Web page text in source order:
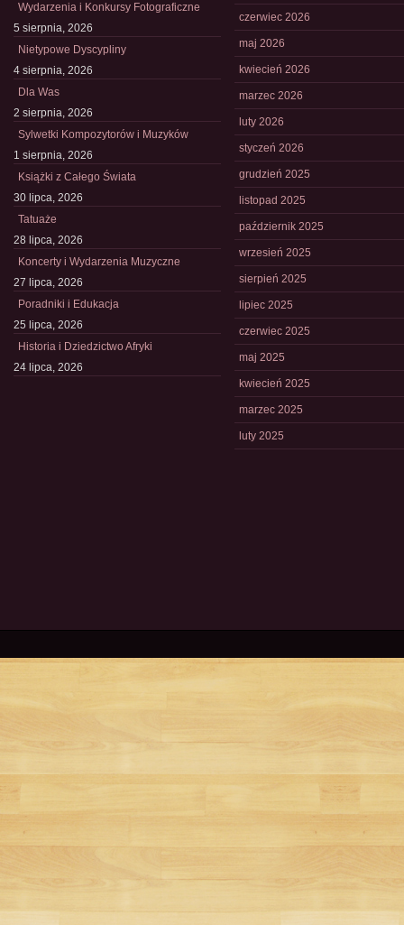
Wydarzenia i Konkursy Fotograficzne
5 sierpnia, 2026
Nietypowe Dyscypliny
4 sierpnia, 2026
Dla Was
2 sierpnia, 2026
Sylwetki Kompozytorów i Muzyków
1 sierpnia, 2026
Książki z Całego Świata
30 lipca, 2026
Tatuaże
28 lipca, 2026
Koncerty i Wydarzenia Muzyczne
27 lipca, 2026
Poradniki i Edukacja
25 lipca, 2026
Historia i Dziedzictwo Afryki
24 lipca, 2026
czerwiec 2026
maj 2026
kwiecień 2026
marzec 2026
luty 2026
styczeń 2026
grudzień 2025
listopad 2025
październik 2025
wrzesień 2025
sierpień 2025
lipiec 2025
czerwiec 2025
maj 2025
kwiecień 2025
marzec 2025
luty 2025